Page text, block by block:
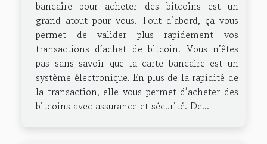
bancaire pour acheter des bitcoins est un
grand atout pour vous. Tout d’abord, ça vous
permet de valider plus rapidement vos
transactions d’achat de bitcoin. Vous n’êtes
pas sans savoir que la carte bancaire est un
système électronique. En plus de la rapidité de
la transaction, elle vous permet d’acheter des
bitcoins avec assurance et sécurité. De...